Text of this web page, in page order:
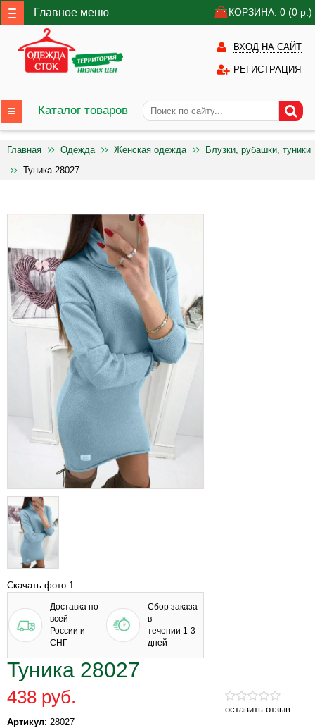
Главное меню КОРЗИНА: 0 (0 р.)
ВХОД НА САЙТ
РЕГИСТРАЦИЯ
Каталог товаров
Главная Одежда Женская одежда
Блузки, рубашки, туники
Туника 28027
Скачать фото 1
Доставка по
всей
России и
СНГ
Сбор заказа
в
течении 1-3
дней
Туника 28027
оставить отзыв
438 руб.
Артикул: 28027